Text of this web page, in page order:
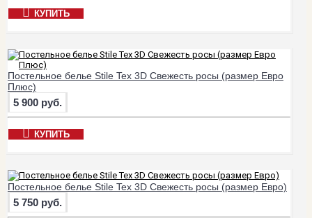
КУПИТЬ
Постельное белье Stile Tex 3D Свежесть росы (размер Евро
Плюс)
5 900 руб.
КУПИТЬ
Постельное белье Stile Tex 3D Свежесть росы (размер Евро)
5 750 руб.